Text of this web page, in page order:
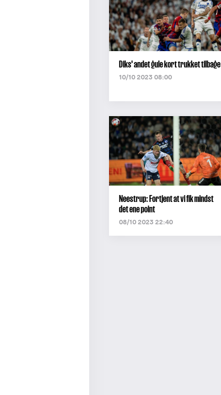
Diks' andet gule kort trukket tilbage
10/10 2023 08:00
Neestrup: Fortjent at vi fik mindst
det ene point
08/10 2023 22:40